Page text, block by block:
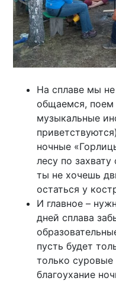
На сплаве мы
общаемся, поем
музыкальные
ночные
лесу по
ты не хочешь
остаться у
И главное –
дней сплава
пусть будет
только суровые
благоухание